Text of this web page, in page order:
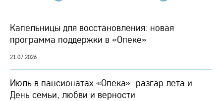
Капельницы для восстановления: новая
программа поддержки в «Опеке»
21.07.2026
Июль в пансионатах «Опека»: разгар лета и
День семьи, любви и верности